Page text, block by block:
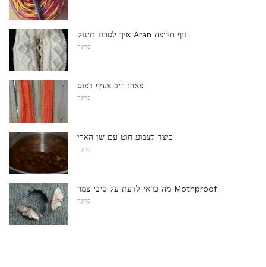
איך לסרוג תינוק Aran גוף חליפה
סְרִיגָה
פארו ריב צעיף דפוס
סְרִיגָה
כיצד לצבוע חוט עם שן הארי
סְרִיגָה
מה כדאי לדעת על סיבי צמר Mothproof
סְרִיגָה